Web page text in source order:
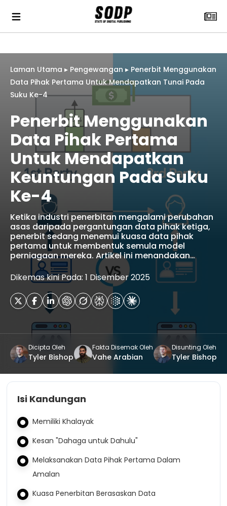
Laman Utama ▸ Pengewangan ▸ Penerbit Menggunakan
Data Pihak Pertama Untuk Mendapatkan Tunai Pada
Suku Ke-4
Penerbit Menggunakan
Data Pihak Pertama
Untuk Mendapatkan
Keuntungan Pada Suku
Ke-4
Ketika industri penerbitan mengalami perubahan
asas daripada pergantungan data pihak ketiga,
penerbit sedang menemui kuasa data pihak
pertama untuk membentuk semula model
perniagaan mereka. Artikel ini menandakan…
Dikemas kini Pada: 1 Disember 2025
Dicipta Oleh
Tyler Bishop
Fakta Disemak Oleh
Vahe Arabian
Disunting Oleh
Tyler Bishop
Isi Kandungan
Memiliki Khalayak
Kesan "Dahaga untuk Dahulu"
Melaksanakan Data Pihak Pertama Dalam
Amalan
Kuasa Penerbitan Berasaskan Data